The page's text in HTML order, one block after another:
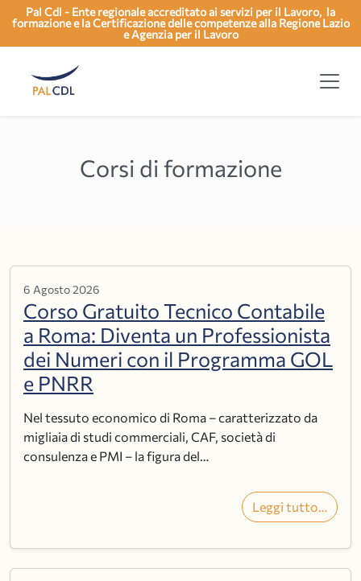
Pal Cdl - Ente regionale accreditato ai servizi per il Lavoro, la
formazione e la Certificazione delle competenze alla Regione Lazio
e Agenzia per il Lavoro
Corsi di formazione
6 Agosto 2026
Corso Gratuito Tecnico Contabile
a Roma: Diventa un Professionista
dei Numeri con il Programma GOL
e PNRR
Nel tessuto economico di Roma – caratterizzato da
migliaia di studi commerciali, CAF, società di
consulenza e PMI – la figura del…
Leggi tutto…